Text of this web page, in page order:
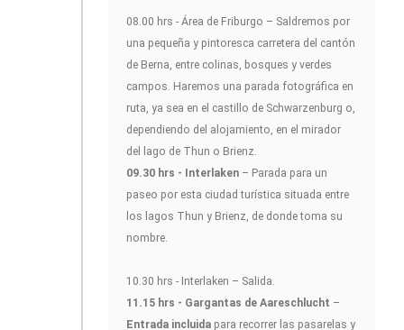
08.00 hrs - Área de Friburgo – Saldremos por
una pequeña y pintoresca carretera del cantón
de Berna, entre colinas, bosques y verdes
campos. Haremos una parada fotográfica en
ruta, ya sea en el castillo de Schwarzenburg o,
dependiendo del alojamiento, en el mirador
del lago de Thun o Brienz.
09.30 hrs - Interlaken – Parada para un
paseo por esta ciudad turística situada entre
los lagos Thun y Brienz, de donde toma su
nombre.
10.30 hrs - Interlaken – Salida.
11.15 hrs - Gargantas de Aareschlucht –
Entrada incluida para recorrer las pasarelas y